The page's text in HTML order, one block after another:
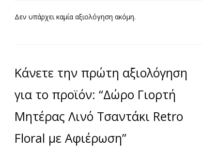
Δεν υπάρχει καμία αξιολόγηση ακόμη.
Κάνετε την πρώτη αξιολόγηση
για το προϊόν: “Δώρο Γιορτή
Μητέρας Λινό Τσαντάκι Retro
Floral με Αφιέρωση”